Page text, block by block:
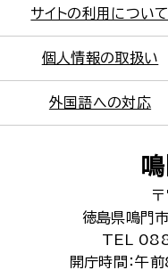
サイトの利用について
個人情報の取扱い
外国語への対応
徳島県鳴門
TEL
開庁時間：午